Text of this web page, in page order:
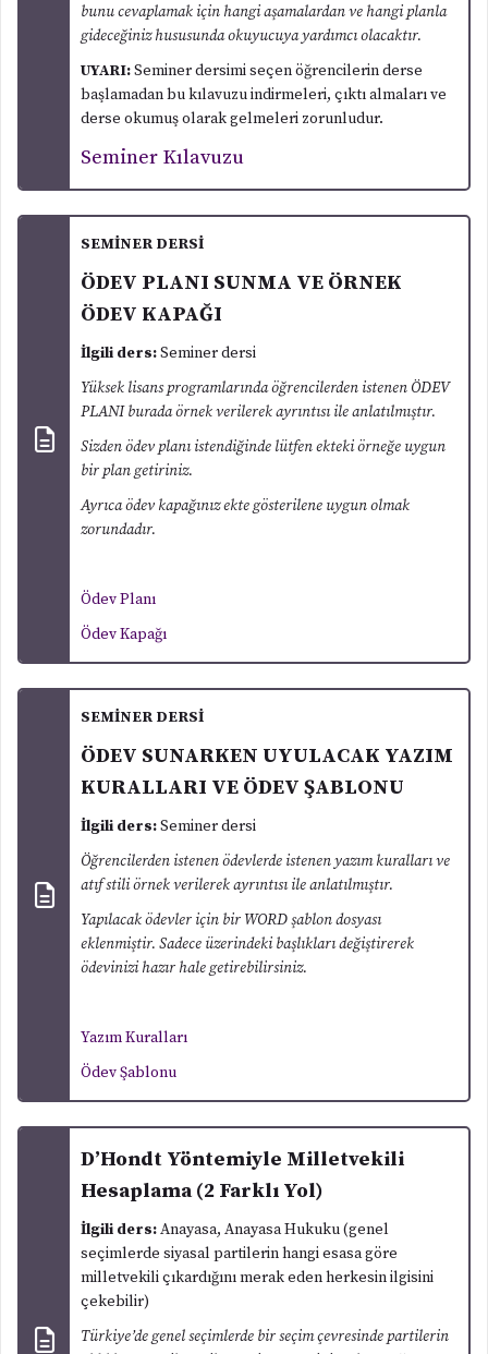
bunu cevaplamak için hangi aşamalardan ve hangi planla
gideceğiniz hususunda okuyucuya yardımcı olacaktır.
UYARI:Seminer dersimi seçen öğrencilerin derse
başlamadan bu kılavuzu indirmeleri, çıktı almaları ve
derse okumuş olarak gelmeleri zorunludur.
Seminer Kılavuzu
SEMİNER DERSİ
ÖDEV PLANI SUNMA VE ÖRNEK
ÖDEV KAPAĞI
İlgili ders:Seminer dersi
Yüksek lisans programlarında öğrencilerden istenen ÖDEV
PLANI burada örnek verilerek ayrıntısı ile anlatılmıştır.
Sizden ödev planı istendiğinde lütfen ekteki örneğe uygun
bir plan getiriniz.
Ayrıca ödev kapağınız ekte gösterilene uygun olmak
zorundadır.
Ödev Planı
Ödev Kapağı
SEMİNER DERSİ
ÖDEV SUNARKEN UYULACAK YAZIM
KURALLARI VE ÖDEV ŞABLONU
İlgili ders:Seminer dersi
Öğrencilerden istenen ödevlerde istenen yazım kuralları ve
atıf stili örnek verilerek ayrıntısı ile anlatılmıştır.
Yapılacak ödevler için bir WORD şablon dosyası
eklenmiştir. Sadece üzerindeki başlıkları değiştirerek
ödevinizi hazır hale getirebilirsiniz.
Yazım Kuralları
Ödev Şablonu
D’Hondt Yöntemiyle Milletvekili
Hesaplama (2 Farklı Yol)
İlgili ders:Anayasa, Anayasa Hukuku (genel
seçimlerde siyasal partilerin hangi esasa göre
milletvekili çıkardığını merak eden herkesin ilgisini
çekebilir)
Türkiye’de genel seçimlerde bir seçim çevresinde partilerin